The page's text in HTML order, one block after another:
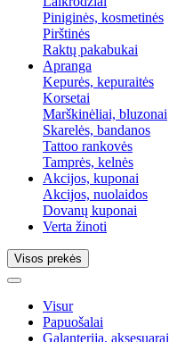
Piniginės, kosmetinės
Pirštinės
Raktų pakabukai
Apranga
Kepurės, kepuraitės
Korsetai
Marškinėliai, bluzonai
Skarelės, bandanos
Tattoo rankovės
Tamprės, kelnės
Akcijos, kuponai
Akcijos, nuolaidos
Dovanų kuponai
Verta žinoti
Visos prekės
Visur
Papuošalai
Galanterija, aksesuarai